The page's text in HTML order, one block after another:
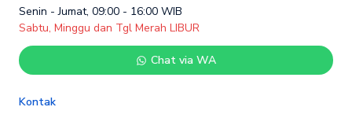
Senin - Jumat, 09:00 - 16:00 WIB
Sabtu, Minggu dan Tgl Merah LIBUR
Chat via WA
Kontak